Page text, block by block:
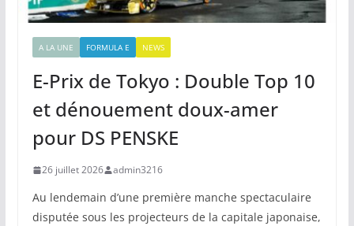
A LA UNE FORMULA E NEWS
E-Prix de Tokyo : Double Top 10
et dénouement doux-amer
pour DS PENSKE
26 juillet 2026 admin3216
Au lendemain d’une première manche spectaculaire
disputée sous les projecteurs de la capitale japonaise,